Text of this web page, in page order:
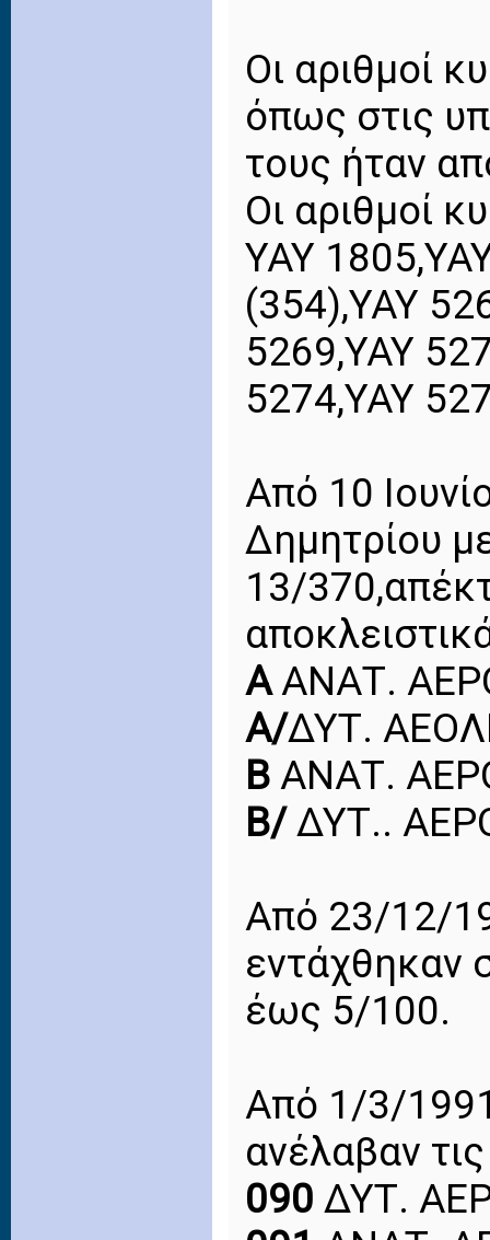
Οι αριθμοί
όπως στις
τους ήταν
Οι αριθμοί
ΥΑΥ
(354),ΥΑΥ
5269,ΥΑΥ
5274,ΥΑΥ
Από 10
Δημητρίου
13/
ΑΑΝΑΤ.
Α/ΔΥΤ.
Β ΑΝΑΤ.
Β/ΔΥΤ..
Από 23/12/
εντάχθηκαν
έως 5/100.
Από 1/3/
ανέλαβαν
090 ΔΥΤ.